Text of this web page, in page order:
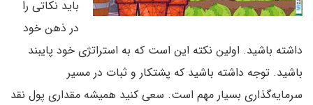
باید نکاتی را
در ذهن خود
داشته باشید. اولین نکته این است که به استراتژی خود پایبند
باشید. توجه داشته باشید که پشتکار و ثبات در مسیر
سرمایه‌گذاری بسیار مهم است. سعی کنید همیشه مقداری پول نقد